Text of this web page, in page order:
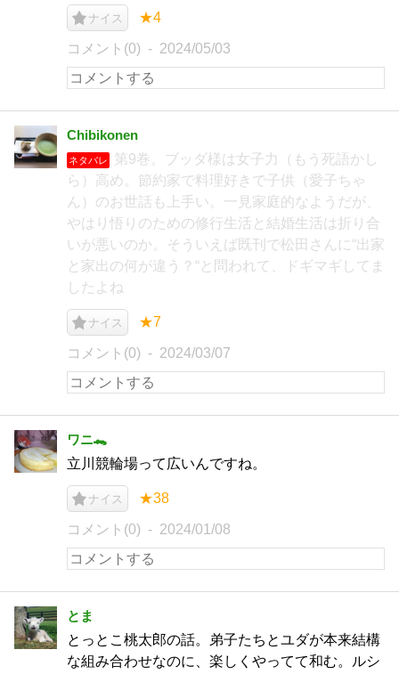
ナイス ★4
コメント(0) 2024/05/03
Chibikonen
ネタバレ
第9巻。ブッダ様は女子力（もう死語かし
ら）高め。節約家で料理好きで子供（愛子ちゃ
ん）のお世話も上手い。一見家庭的なようだが、
やはり悟りのための修行生活と結婚生活は折り合
いが悪いのか。そういえば既刊で松田さんに“出家
と家出の何が違う？“と問われて、ドギマギしてま
したよね
ナイス ★7
コメント(0) 2024/03/07
ワニ🐊
立川競輪場って広いんですね。
ナイス ★38
コメント(0) 2024/01/08
とま
とっとこ桃太郎の話。弟子たちとユダが本来結構
な組み合わせなのに、楽しくやってて和む。ルシ